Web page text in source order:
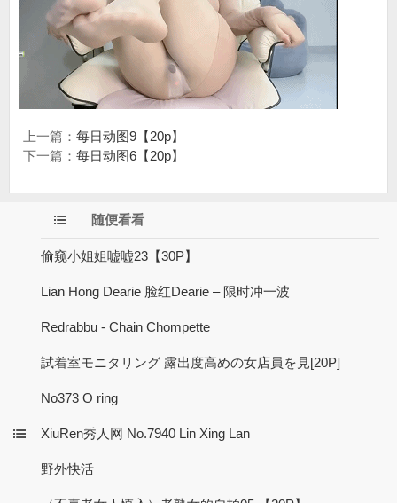
上一篇： 每日动图9【20p】
下一篇： 每日动图6【20p】
随便看看
偷窥小姐姐嘘嘘23【30P】
Lian Hong Dearie 脸红Dearie – 限时冲一波
Redrabbu - Chain Chompette
試着室モニタリング 露出度高めの女店員を見[20P]
No373 O ring
XiuRen秀人网 No.7940 Lin Xing Lan
野外快活